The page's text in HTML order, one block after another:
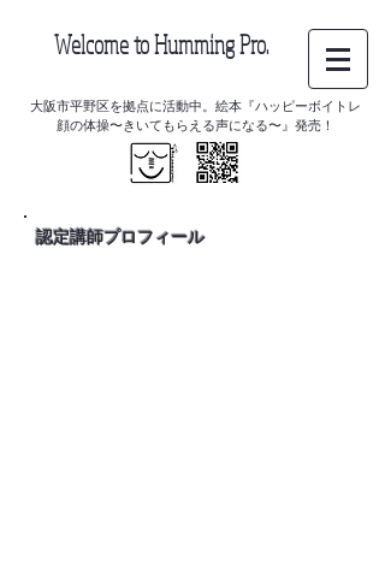
Welcome to Humming Pro.
大阪市平野区を拠点に活動中。絵本『ハッピーボイトレ
顔の体操〜きいてもらえる声になる〜』発売！
認定講師プロフィール